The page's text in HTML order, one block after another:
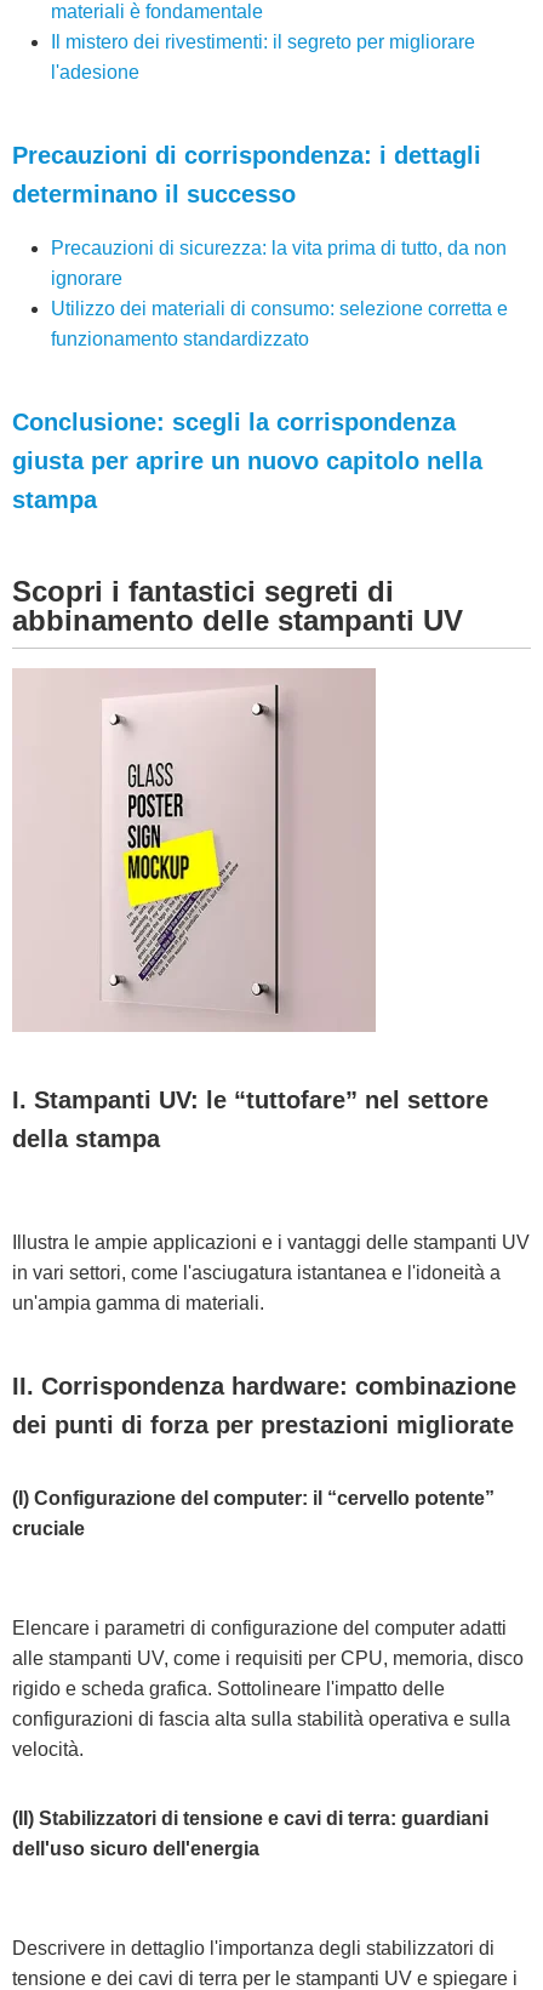
materiali è fondamentale
Il mistero dei rivestimenti: il segreto per migliorare
l'adesione
Precauzioni di corrispondenza: i dettagli
determinano il successo
Precauzioni di sicurezza: la vita prima di tutto, da non
ignorare
Utilizzo dei materiali di consumo: selezione corretta e
funzionamento standardizzato
Conclusione: scegli la corrispondenza
giusta per aprire un nuovo capitolo nella
stampa
Scopri i fantastici segreti di
abbinamento delle stampanti UV
I. Stampanti UV: le “tuttofare” nel settore
della stampa
Illustra le ampie applicazioni e i vantaggi delle stampanti UV
in vari settori, come l'asciugatura istantanea e l'idoneità a
un'ampia gamma di materiali.
II. Corrispondenza hardware: combinazione
dei punti di forza per prestazioni migliorate
(I) Configurazione del computer: il “cervello potente”
cruciale
Elencare i parametri di configurazione del computer adatti
alle stampanti UV, come i requisiti per CPU, memoria, disco
rigido e scheda grafica. Sottolineare l'impatto delle
configurazioni di fascia alta sulla stabilità operativa e sulla
velocità.
(II) Stabilizzatori di tensione e cavi di terra: guardiani
dell'uso sicuro dell'energia
Descrivere in dettaglio l'importanza degli stabilizzatori di
tensione e dei cavi di terra per le stampanti UV e spiegare i